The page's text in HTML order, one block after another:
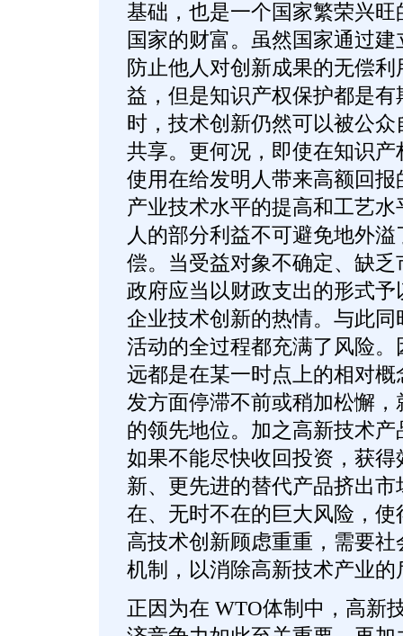
基础，也是一个国家繁荣兴
国家的财富。虽然国家通过
防止他人对创新成果的无偿
益，但是知识产权保护都是
时，技术创新仍然可以被公
共享。更何况，即使在知识
使用在给发明人带来高额回
产业技术水平的提高和工艺
人的部分利益不可避免地外
偿。当受益对象不确定、缺
政府应当以财政支出的形式
企业技术创新的热情。与此
活动的全过程都充满了风险。
远都是在某一时点上的相对
发方面停滞不前或稍加松懈
的领先地位。加之高新技术
如果不能尽快收回投资，获
新、更先进的替代产品挤出
在、无时不在的巨大风险，
高技术创新顾虑重重，需要
机制，以消除高新技术产业的
正因为在 WTO体制中，高新